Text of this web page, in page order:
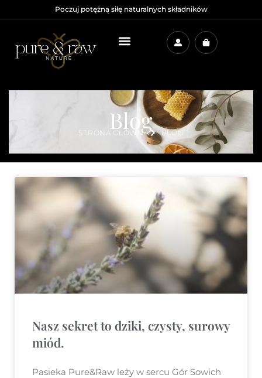
Poczuj potężną siłę naturalnych składników
Blog
STRONA GŁÓWNA BLOG
Nasz sekret to dziki, czysty, surowy
miód.
Pasieka Pure&Raw leży w sercu Gór Sowich